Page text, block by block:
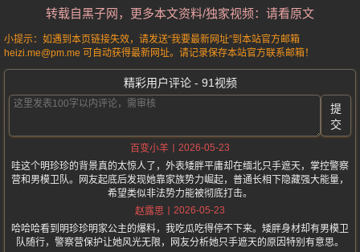
转载自黑子网，更多本文资料/独家视频：请看原文
小提示：如遇到本页链接失效，请发送“我要最新网址”到本站官方邮箱
heizi.me@pm.me 可自动获得最新网址。请记录保存本站官方联系邮箱！
精彩用户评论 - 91视频
提
交
百变小羊
2026-05-23
哇这个明珍珍的背景真的太惊人了，外表矮胖平庸却在缅北只手遮天，掌控警察
营和男模卫队。网友起底后发现她靠家族势力崛起，普通长相下隐藏强大能量，
希望类似非法势力能被彻底打击。
赵露思
2026-05-23
哈哈哈看到明珍珍明家公主的爆料，我吃瓜吃得停不下来。矮胖身材却有男模卫
队随行，警察营保护让她风光无限，网友分析她只手遮天的原因特别有意思。